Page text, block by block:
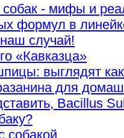
- мифы и
формул в
случай!
«Кавказца»
выглядят
для
Bacillus
собакой